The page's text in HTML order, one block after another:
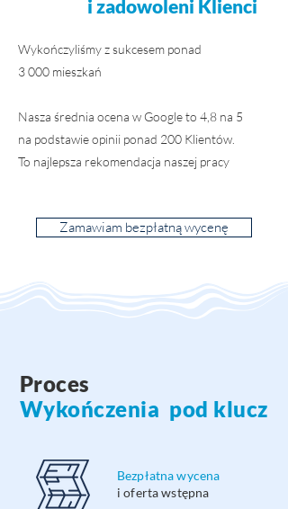
i zadowoleni Klienci
Wykończyliśmy z sukcesem ponad
3 000 mieszkań
Nasza średnia ocena w Google to 4,8 na 5
na podstawie opinii ponad 200 Klientów.
To najlepsza rekomendacja naszej pracy
Zamawiam bezpłatną wycenę
Proces
Wykończenia pod klucz
Bezpłatna wycena
i oferta wstępna